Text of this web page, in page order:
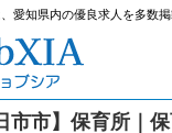
、愛知県内の優良求人を多数
市市】保育所